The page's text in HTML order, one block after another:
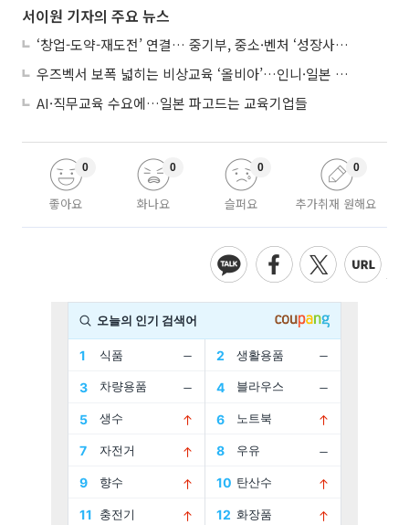
서이원 기자의 주요 뉴스
‘창업-도약-재도전’ 연결… 중기부, 중소·벤처 ‘성장사다리’ 짓는다
우즈벡서 보폭 넓히는 비상교육 ‘올비아’…인니·일본 진출 타진
AI·직무교육 수요에…일본 파고드는 교육기업들
좋아요
0
화나요
0
슬퍼요
0
추가취재 원해요
0